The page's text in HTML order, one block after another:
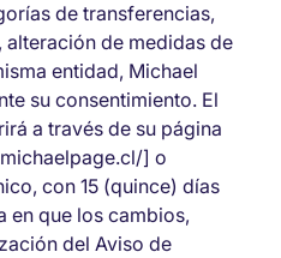
de transferencias,
alteración de medidas de
entidad, Michael
su consentimiento. El
a través de su página
] o
con 15 (quince) días
en que los cambios,
del Aviso de